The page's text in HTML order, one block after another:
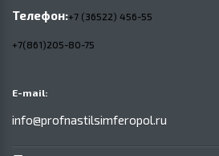
Телефон:+7 (36522) 456-55
+7(861)205-80-75
E-mail:
info@profnastilsimferopol.ru